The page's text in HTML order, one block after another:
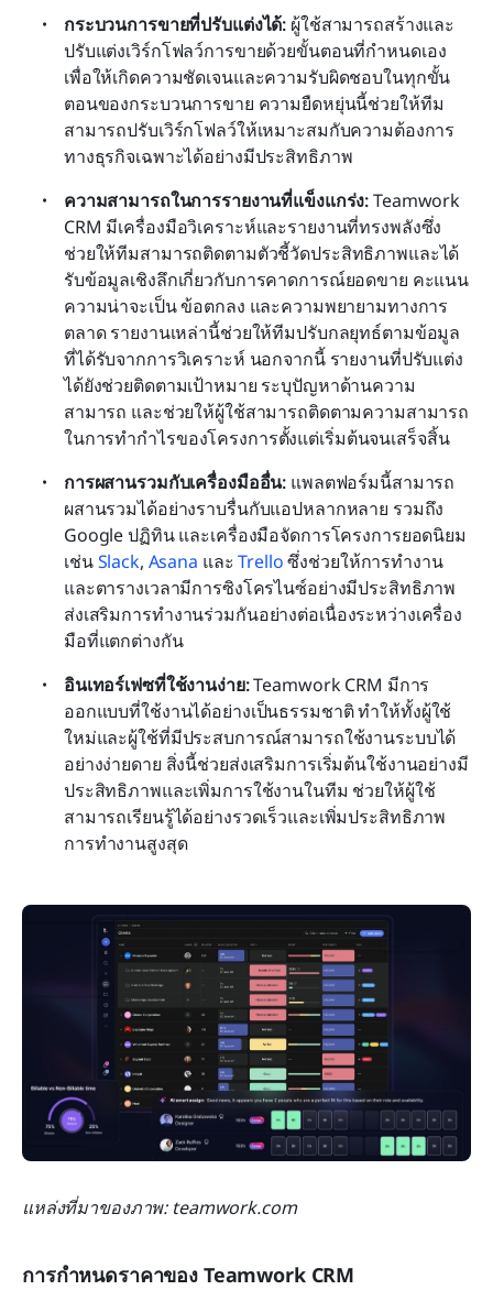
กระบวนการขายที่ปรับแต่งได้: ผู้ใช้สามารถสร้างและ
ปรับแต่งเวิร์กโฟลว์การขายด้วยขั้นตอนที่กำหนดเอง
เพื่อให้เกิดความชัดเจนและความรับผิดชอบในทุกขั้น
ตอนของกระบวนการขาย ความยืดหยุ่นนี้ช่วยให้ทีม
สามารถปรับเวิร์กโฟลว์ให้เหมาะสมกับความต้องการ
ทางธุรกิจเฉพาะได้อย่างมีประสิทธิภาพ
ความสามารถในการรายงานที่แข็งแกร่ง: Teamwork
CRM มีเครื่องมือวิเคราะห์และรายงานที่ทรงพลังซึ่ง
ช่วยให้ทีมสามารถติดตามตัวชี้วัดประสิทธิภาพและได้
รับข้อมูลเชิงลึกเกี่ยวกับการคาดการณ์ยอดขาย คะแนน
ความน่าจะเป็น ข้อตกลง และความพยายามทางการ
ตลาด รายงานเหล่านี้ช่วยให้ทีมปรับกลยุทธ์ตามข้อมูล
ที่ได้รับจากการวิเคราะห์ นอกจากนี้ รายงานที่ปรับแต่ง
ได้ยังช่วยติดตามเป้าหมาย ระบุปัญหาด้านความ
สามารถ และช่วยให้ผู้ใช้สามารถติดตามความสามารถ
ในการทำกำไรของโครงการตั้งแต่เริ่มต้นจนเสร็จสิ้น
การผสานรวมกับเครื่องมืออื่น: แพลตฟอร์มนี้สามารถ
ผสานรวมได้อย่างราบรื่นกับแอปหลากหลาย รวมถึง
Google ปฏิทิน และเครื่องมือจัดการโครงการยอดนิยม
เช่น Slack, Asana และ Trello ซึ่งช่วยให้การทำงาน
และตารางเวลามีการซิงโครไนซ์อย่างมีประสิทธิภาพ
ส่งเสริมการทำงานร่วมกันอย่างต่อเนื่องระหว่างเครื่อง
มือที่แตกต่างกัน
อินเทอร์เฟซที่ใช้งานง่าย: Teamwork CRM มีการ
ออกแบบที่ใช้งานได้อย่างเป็นธรรมชาติ ทำให้ทั้งผู้ใช้
ใหม่และผู้ใช้ที่มีประสบการณ์สามารถใช้งานระบบได้
อย่างง่ายดาย สิ่งนี้ช่วยส่งเสริมการเริ่มต้นใช้งานอย่างมี
ประสิทธิภาพและเพิ่มการใช้งานในทีม ช่วยให้ผู้ใช้
สามารถเรียนรู้ได้อย่างรวดเร็วและเพิ่มประสิทธิภาพ
การทำงานสูงสุด
แหล่งที่มาของภาพ: teamwork.com
การกำหนดราคาของ Teamwork CRM